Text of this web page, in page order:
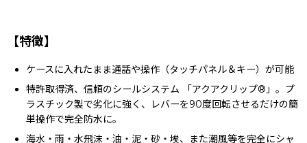
【特徴】
ケースに入れたまま通話や操作（タッチパネル＆キー）が可能
特許取得済、信頼のシールシステム 「アクアクリップ®」。プ
ラスチック製で劣化に強く、レバーを90度回転させるだけの簡
単操作で完全防水に。
海水・雨・水飛沫・油・泥・砂・埃、また潮風等を完全にシャ